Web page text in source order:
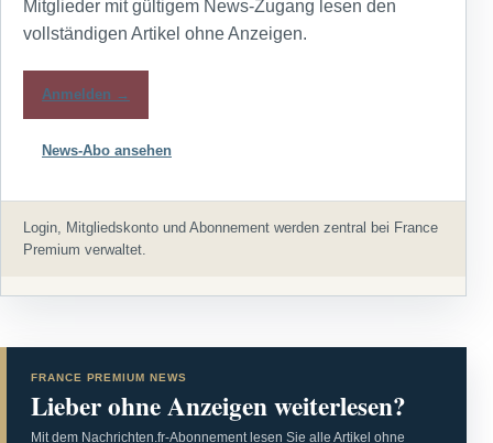
Mitglieder mit gültigem News-Zugang lesen den
vollständigen Artikel ohne Anzeigen.
Anmelden →
News-Abo ansehen
Login, Mitgliedskonto und Abonnement werden zentral bei France
Premium verwaltet.
FRANCE PREMIUM NEWS
Lieber ohne Anzeigen weiterlesen?
Mit dem Nachrichten.fr-Abonnement lesen Sie alle Artikel ohne